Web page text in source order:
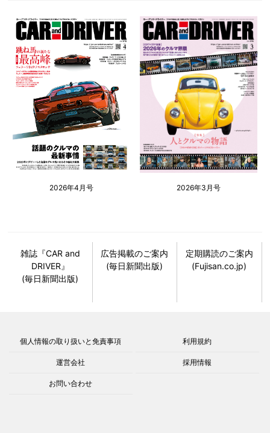
2026年4月号 2026年3月号
雑誌『CAR and
DRIVER』
(毎日新聞出版)
広告掲載のご案内
(毎日新聞出版)
定期購読のご案内
(Fujisan.co.jp)
個人情報の取り扱いと免責事項 利用規約
運営会社 採用情報
お問い合わせ